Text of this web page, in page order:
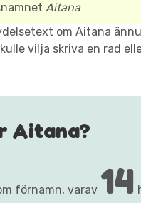
Aitana
om Aitana
vilja skriva en rad
Aitana?
förnamn, varav 14